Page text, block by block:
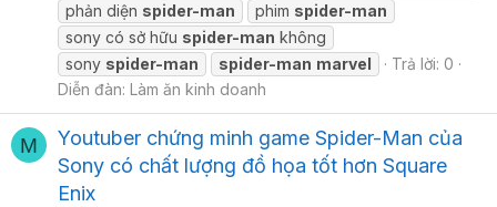
phản diện spider-man phim spider-man
sony có sở hữu spider-man không
sony spider-man spider-man marvel
Trả lời: 0
Diễn đàn: Làm ăn kinh doanh
M
Youtuber chứng minh game Spider-Man của
Sony có chất lượng đồ họa tốt hơn Square
Enix